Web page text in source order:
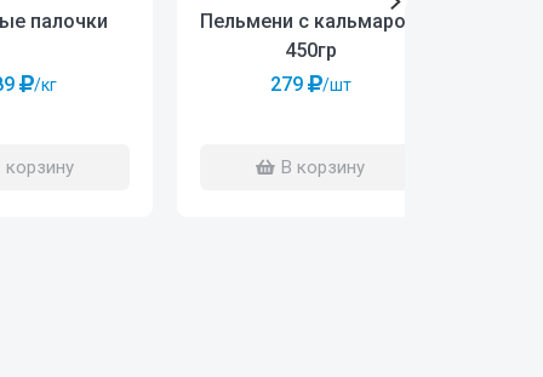
палочки
/кг
корзину
Пельмени с кальмаром
450гр
279
/шт
В корзину